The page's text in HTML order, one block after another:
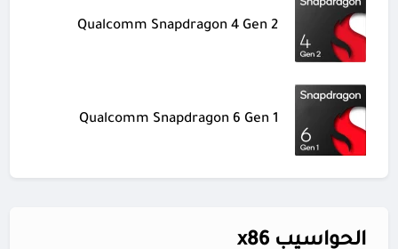
Qualcomm Snapdragon 4 Gen 2
Qualcomm Snapdragon 6 Gen 1
الحواسيب x86